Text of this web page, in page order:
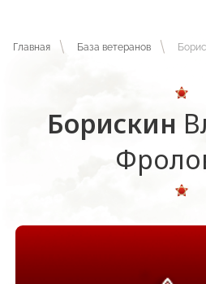
Главная База ветеранов
Борискин